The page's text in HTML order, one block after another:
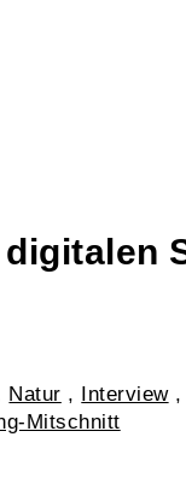
Natur , Interview,
Mitschnitt